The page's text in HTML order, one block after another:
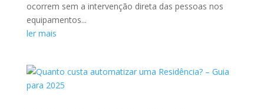
ocorrem sem a intervenção direta das pessoas nos
equipamentos...
ler mais